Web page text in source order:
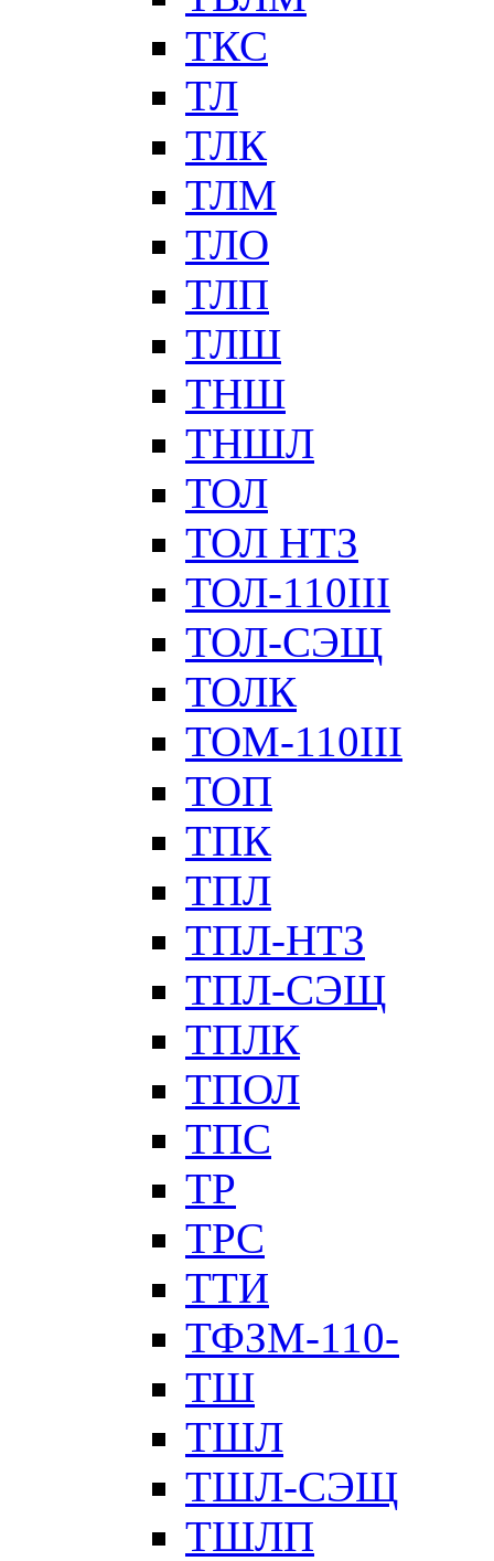
ТКС
ТЛ
ТЛК
ТЛМ
ТЛО
ТЛП
ТЛШ
ТНШ
ТНШЛ
ТОЛ
ТОЛ НТЗ
ТОЛ-110III
ТОЛ-СЭЩ
ТОЛК
ТОМ-110III
ТОП
ТПК
ТПЛ
ТПЛ-НТЗ
ТПЛ-СЭЩ
ТПЛК
ТПОЛ
ТПС
ТР
ТРС
ТТИ
ТФЗМ-110-
ТШ
ТШЛ
ТШЛ-СЭЩ
ТШЛП